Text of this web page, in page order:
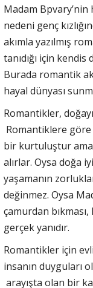
Madam Bpvary’nin
nedeni genç
akımla yazılmış
tanıdığı için
Burada romantik
hayal dünyası
Romantikler,
Romantiklere göre
bir kurtuluştur
alırlar. Oysa doğa
yaşamanın
değinmez. Oysa
çamurdan
gerçek yanıdır.
Romantikler için
insanın duyguları
arayışta olan bir